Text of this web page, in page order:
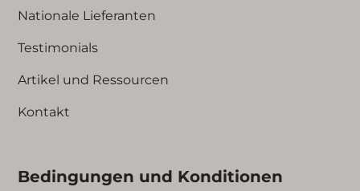
Nationale Lieferanten
Testimonials
Artikel und Ressourcen
Kontakt
Bedingungen und Konditionen